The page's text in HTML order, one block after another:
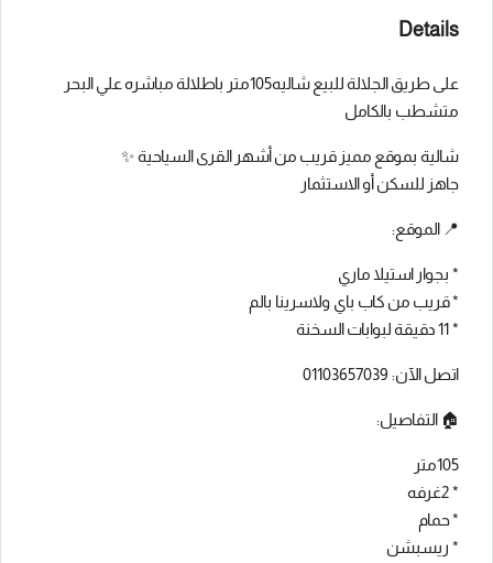
Details
على طريق الجلالة للبيع شاليه105متر باطلالة مباشره علي البحر
متشطب بالكامل
شالية بموقع مميز قريب من أشهر القرى السياحية ✨
جاهز للسكن أو الاستثمار
📍 الموقع:
* بجوار استيلا ماري
* قريب من كاب باي ولاسرينا بالم
* 11 دقيقة لبوابات السخنة
اتصل الآن: 01103657039
🏠 التفاصيل:
105متر
* 2غرفه
* حمام
* ريسبشن